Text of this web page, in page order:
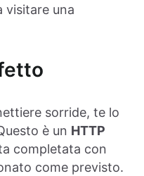
visitare una
sorride, te lo
è un HTTP
completata con
come previsto.